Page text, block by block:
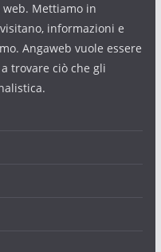
Mettiamo in
informazioni e
Angaweb vuole essere
trovare ciò che gli